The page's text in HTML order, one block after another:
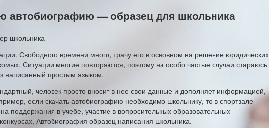
автобиографию — образец для школьника
Свободного времени много, трачу его в основном на решение юридических
Ситуации многие повторяются, поэтому на особо частые случаи стараюсь
написанный простым языком.
человек просто вносит в нее свои данные и дополняет информацией,
если скачать автобиографию необходимо школьнику, то в спортзале
поддержания в учебе, участие в вопросительных образовательных
Автобиография образец написания школьника.